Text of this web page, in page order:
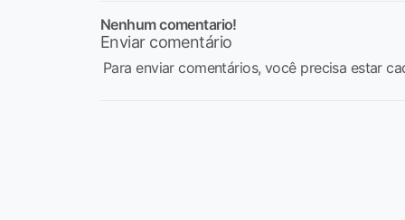
Nenhum comentario!
Enviar comentário
Para enviar comentários, você precisa estar